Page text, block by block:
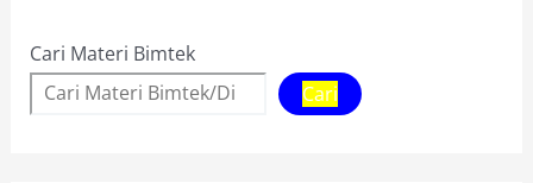
Cari Materi Bimtek
Cari